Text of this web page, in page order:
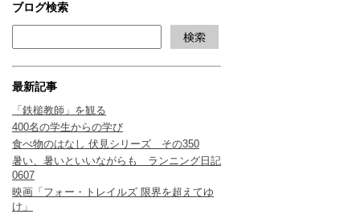
ブログ検索
最新記事
「鉄槌教師」を観る
400名の学生からの学び
食べ物のはなし 伏見シリーズ その350
暑い、暑いといいながらも ランニング日記
0607
映画「フォー・トレイルズ 限界を超えてゆ
け」